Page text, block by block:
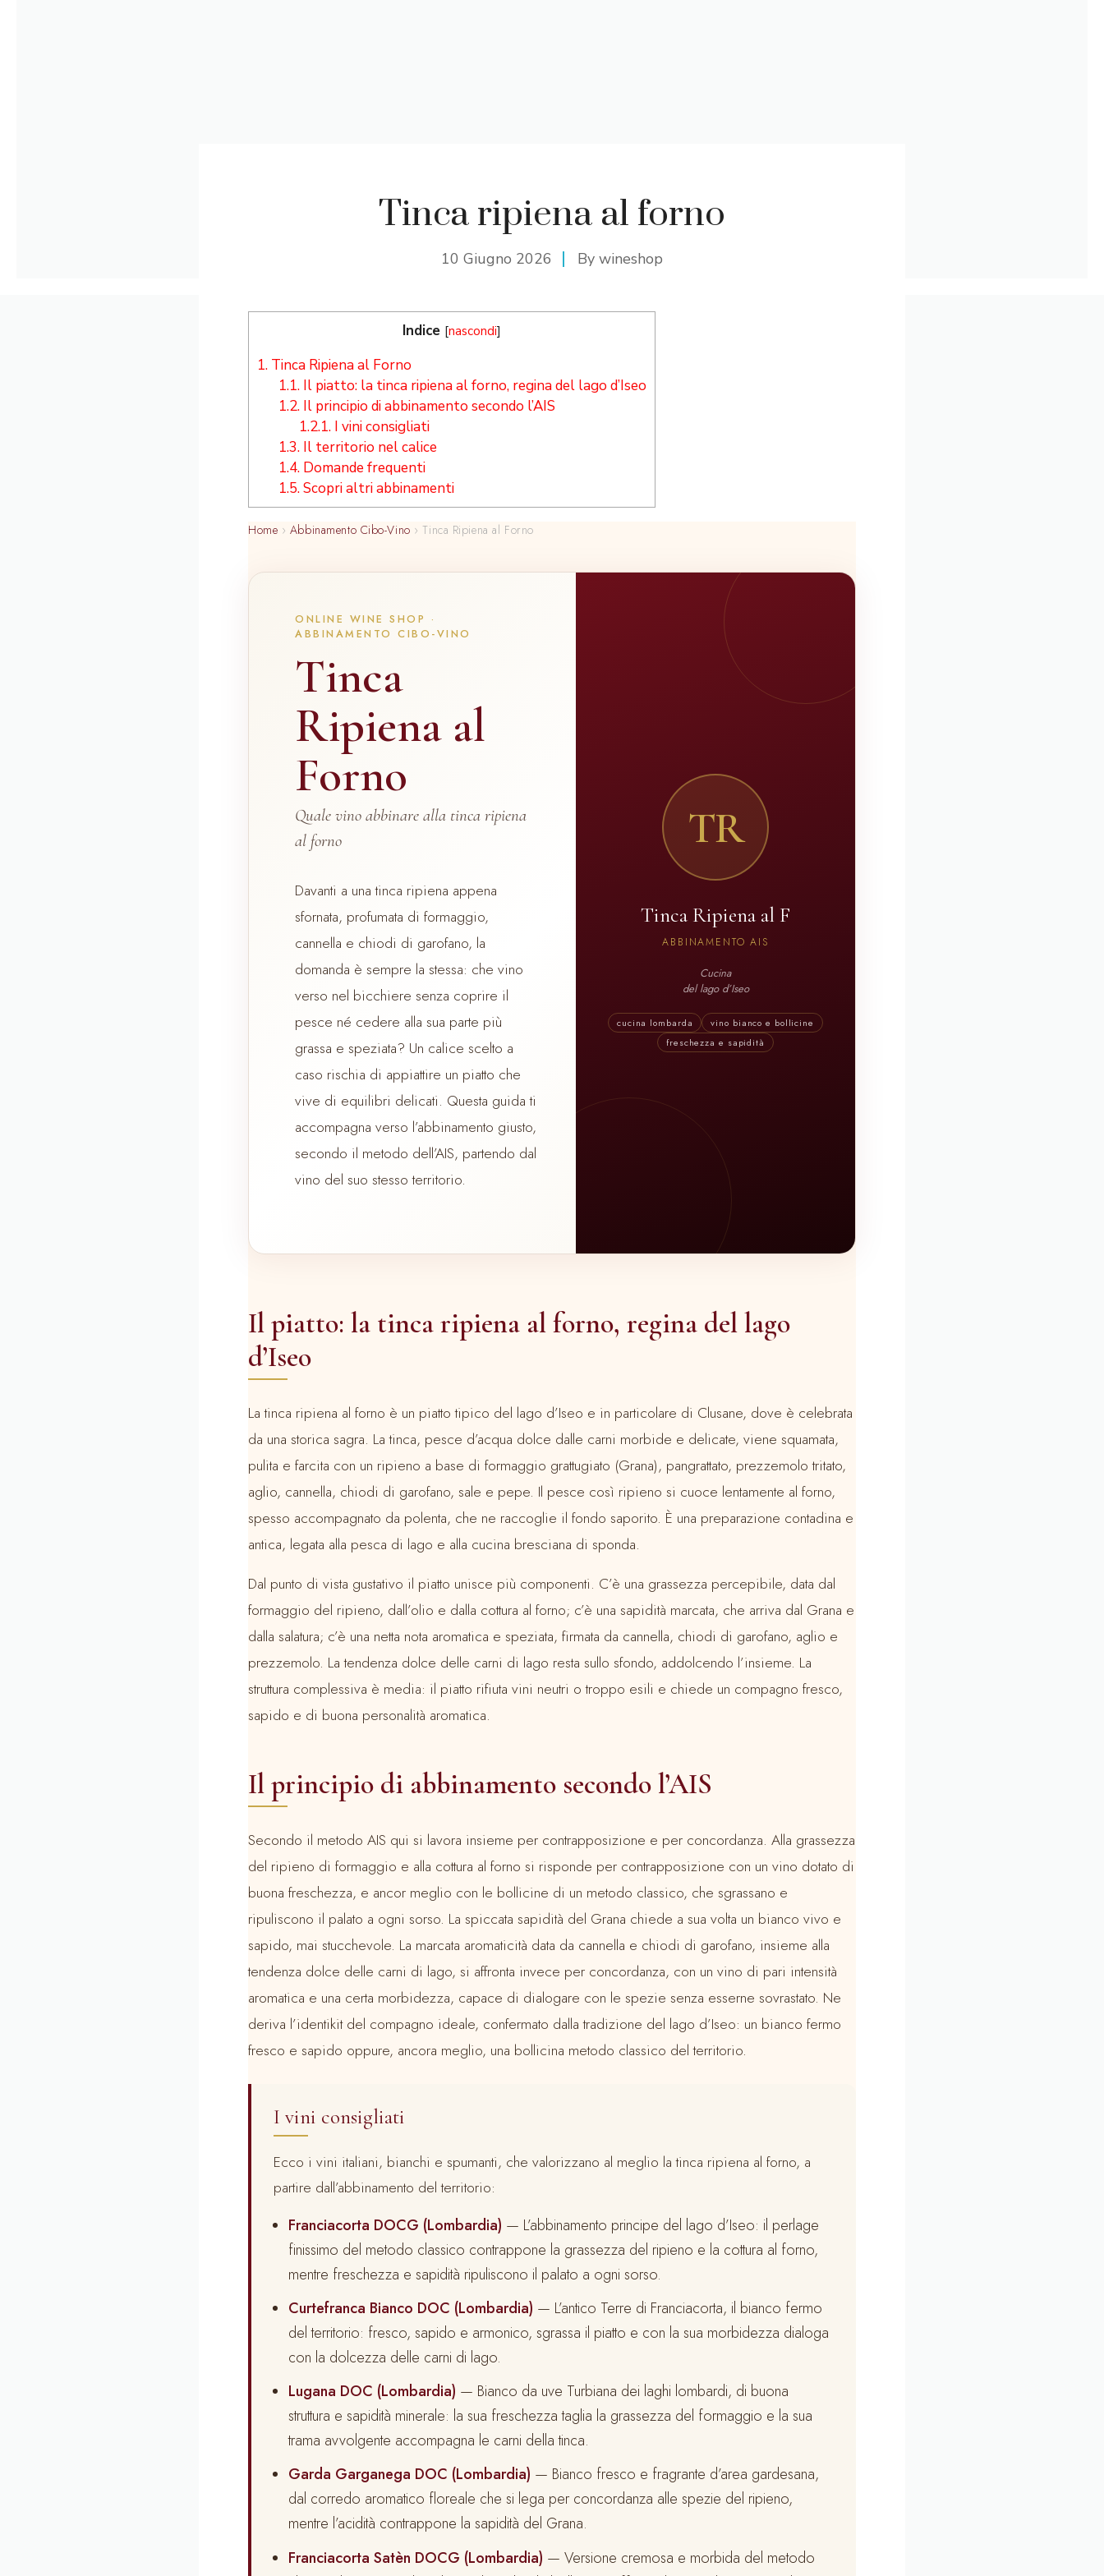
Tinca ripiena al forno
10 Giugno 2026 By wineshop
Indice [nascondi]
1. Tinca Ripiena al Forno
1.1.Il piatto: la tinca ripiena al forno, regina del lago d’Iseo
1.2.Il principio di abbinamento secondo l’AIS
1.2.1. I vini consigliati
1.3.Il territorio nel calice
1.4.Domande frequenti
1.5.Scopri altri abbinamenti
Home › Abbinamento Cibo-Vino ›Tinca Ripiena al Forno
ONLINE WINE SHOP ·
ABBINAMENTO CIBO-VINO
Tinca
Ripiena al
Forno
Quale vino abbinare alla tinca ripiena
al forno
Davanti a una tinca ripiena appena
sfornata, profumata di formaggio,
cannella e chiodi di garofano, la
domanda è sempre la stessa: che vino
verso nel bicchiere senza coprire il
pesce né cedere alla sua parte più
grassa e speziata? Un calice scelto a
caso rischia di appiattire un piatto che
vive di equilibri delicati. Questa guida ti
accompagna verso l’abbinamento giusto,
secondo il metodo dell’AIS, partendo dal
vino del suo stesso territorio.
TR
Tinca Ripiena al F
ABBINAMENTO AIS
Cucina
del lago d’Iseo
cucina lombarda
vino bianco e bollicine
freschezza e sapidità
Il piatto: la tinca ripiena al forno, regina del lago
d’Iseo
La tinca ripiena al forno è un piatto tipico del lago d’Iseo e in particolare di Clusane, dove è celebrata
da una storica sagra. La tinca, pesce d’acqua dolce dalle carni morbide e delicate, viene squamata,
pulita e farcita con un ripieno a base di formaggio grattugiato (Grana), pangrattato, prezzemolo tritato,
aglio, cannella, chiodi di garofano, sale e pepe. Il pesce così ripieno si cuoce lentamente al forno,
spesso accompagnato da polenta, che ne raccoglie il fondo saporito. È una preparazione contadina e
antica, legata alla pesca di lago e alla cucina bresciana di sponda.
Dal punto di vista gustativo il piatto unisce più componenti. C’è una grassezza percepibile, data dal
formaggio del ripieno, dall’olio e dalla cottura al forno; c’è una sapidità marcata, che arriva dal Grana e
dalla salatura; c’è una netta nota aromatica e speziata, firmata da cannella, chiodi di garofano, aglio e
prezzemolo. La tendenza dolce delle carni di lago resta sullo sfondo, addolcendo l’insieme. La
struttura complessiva è media: il piatto rifiuta vini neutri o troppo esili e chiede un compagno fresco,
sapido e di buona personalità aromatica.
Il principio di abbinamento secondo l’AIS
Secondo il metodo AIS qui si lavora insieme per contrapposizione e per concordanza. Alla grassezza
del ripieno di formaggio e alla cottura al forno si risponde per contrapposizione con un vino dotato di
buona freschezza, e ancor meglio con le bollicine di un metodo classico, che sgrassano e
ripuliscono il palato a ogni sorso. La spiccata sapidità del Grana chiede a sua volta un bianco vivo e
sapido, mai stucchevole. La marcata aromaticità data da cannella e chiodi di garofano, insieme alla
tendenza dolce delle carni di lago, si affronta invece per concordanza, con un vino di pari intensità
aromatica e una certa morbidezza, capace di dialogare con le spezie senza esserne sovrastato. Ne
deriva l’identikit del compagno ideale, confermato dalla tradizione del lago d’Iseo: un bianco fermo
fresco e sapido oppure, ancora meglio, una bollicina metodo classico del territorio.
I vini consigliati
Ecco i vini italiani, bianchi e spumanti, che valorizzano al meglio la tinca ripiena al forno, a
partire dall’abbinamento del territorio:
Franciacorta DOCG (Lombardia) — L’abbinamento principe del lago d’Iseo: il perlage
finissimo del metodo classico contrappone la grassezza del ripieno e la cottura al forno,
mentre freschezza e sapidità ripuliscono il palato a ogni sorso.
Curtefranca Bianco DOC (Lombardia) — L’antico Terre di Franciacorta, il bianco fermo
del territorio: fresco, sapido e armonico, sgrassa il piatto e con la sua morbidezza dialoga
con la dolcezza delle carni di lago.
Lugana DOC (Lombardia) — Bianco da uve Turbiana dei laghi lombardi, di buona
struttura e sapidità minerale: la sua freschezza taglia la grassezza del formaggio e la sua
trama avvolgente accompagna le carni della tinca.
Garda Garganega DOC (Lombardia) — Bianco fresco e fragrante d’area gardesana,
dal corredo aromatico floreale che si lega per concordanza alle spezie del ripieno,
mentre l’acidità contrappone la sapidità del Grana.
Franciacorta Satèn DOCG (Lombardia) — Versione cremosa e morbida del metodo